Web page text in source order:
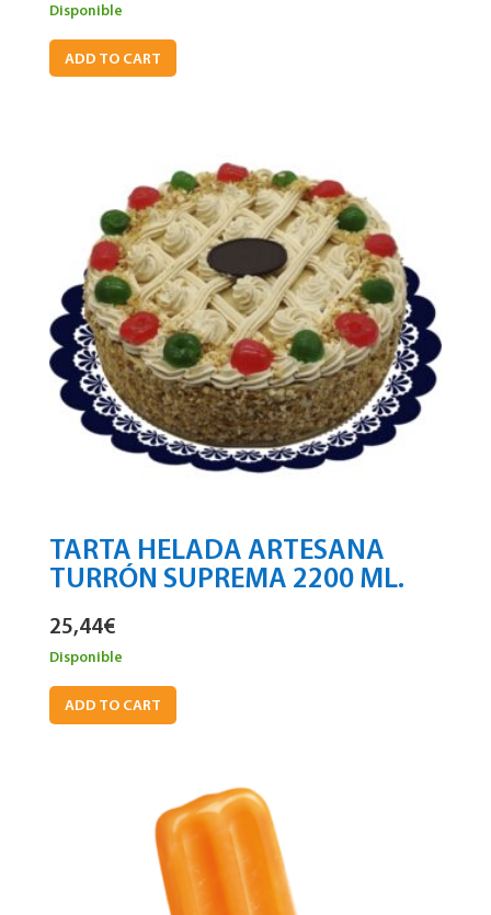
Disponible
ADD TO CART
TARTA HELADA ARTESANA
TURRÓN SUPREMA 2200 ML.
25,44€
Disponible
ADD TO CART